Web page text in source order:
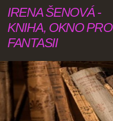
IRENA ŠENOVÁ -
KNIHA, OKNO PRO
FANTASII